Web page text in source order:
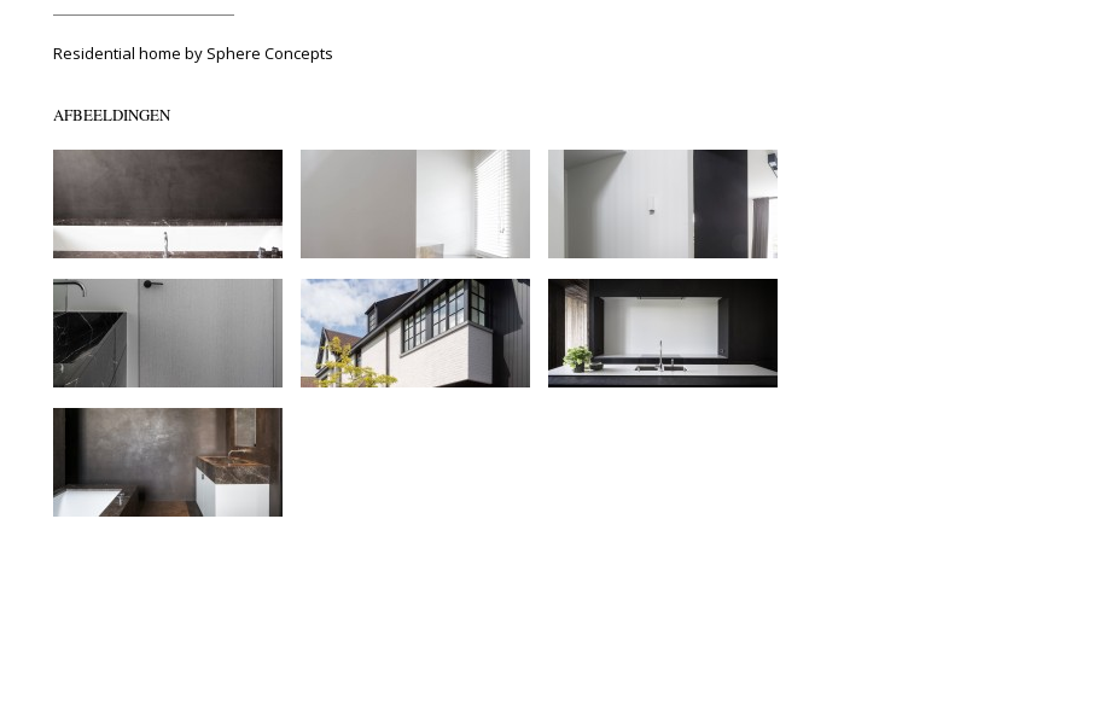
Residential home by Sphere Concepts
AFBEELDINGEN